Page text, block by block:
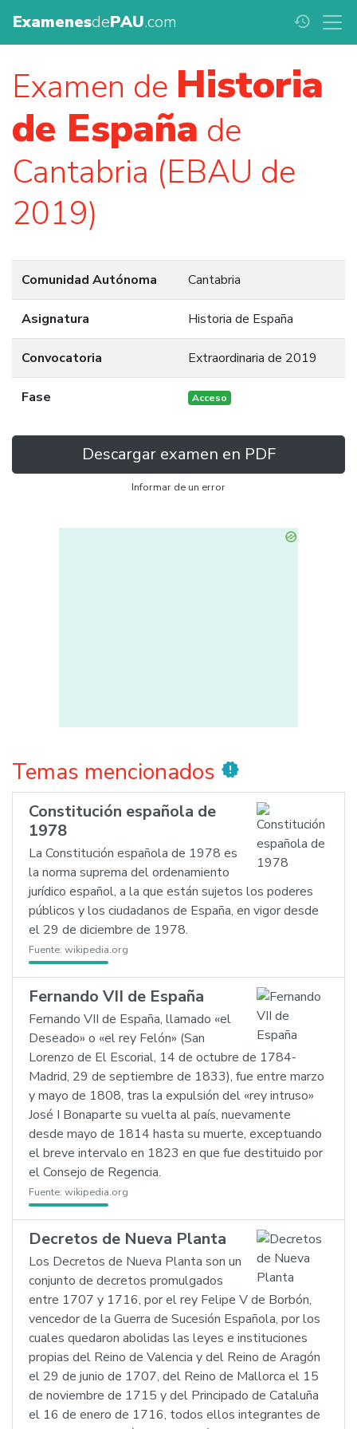
ExamenesdePAU.com history
Examen de Historia
de España de
Cantabria (EBAU de
2019)
Comunidad Autónoma Cantabria
Asignatura Historia de España
Convocatoria Extraordinaria de 2019
Fase Acceso
Descargar examen en PDF
Informar de un error
Temas mencionados new_releases
Constitución española de
1978
La Constitución española de 1978 es
la norma suprema del ordenamiento
jurídico español, a la que están sujetos los poderes
públicos y los ciudadanos de España, en vigor desde
el 29 de diciembre de 1978.
Fuente: wikipedia.org
Fernando VII de España
Fernando VII de España, llamado «el
Deseado» o «el rey Felón» (San
Lorenzo de El Escorial, 14 de octubre de 1784-
Madrid, 29 de septiembre de 1833), fue entre marzo
y mayo de 1808, tras la expulsión del «rey intruso»
José I Bonaparte su vuelta al país, nuevamente
desde mayo de 1814 hasta su muerte, exceptuando
el breve intervalo en 1823 en que fue destituido por
el Consejo de Regencia.
Fuente: wikipedia.org
Decretos de Nueva Planta
Los Decretos de Nueva Planta son un
conjunto de decretos promulgados
entre 1707 y 1716, por el rey Felipe V de Borbón,
vencedor de la Guerra de Sucesión Española, por los
cuales quedaron abolidas las leyes e instituciones
propias del Reino de Valencia y del Reino de Aragón
el 29 de junio de 1707, del Reino de Mallorca el 15
de noviembre de 1715 y del Principado de Cataluña
el 16 de enero de 1716, todos ellos integrantes de